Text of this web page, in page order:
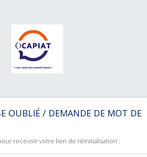
OUBLIÉ / DEMANDE DE MOT DE
recevoir votre lien de réinitialisation :